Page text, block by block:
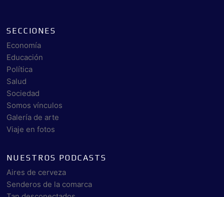
SECCIONES
Economía
Educación
Política
Salud
Sociedad
Somos vínculos
Galería de arte
Viaje en fotos
NUESTROS PODCASTS
Aires de cerveza
Senderos de la comarca